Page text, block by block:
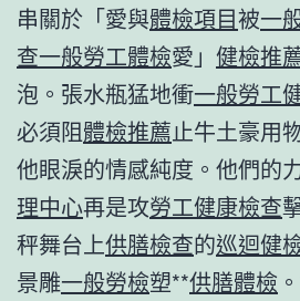
串關於「愛與體檢項目被一
查一般勞工體檢愛」 健檢推
泡。張水瓶猛地衝一般勞工
必須阻體檢推薦止牛土豪用
他眼淚的情感純度。他們的
理中心再是攻勞工健康檢查
秤舞台上供膳檢查的巡迴健
景雕一般勞檢塑**供膳體檢